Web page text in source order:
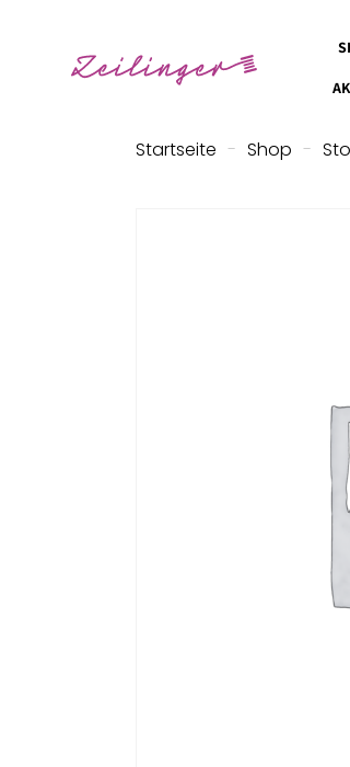
Startseite - Shop -